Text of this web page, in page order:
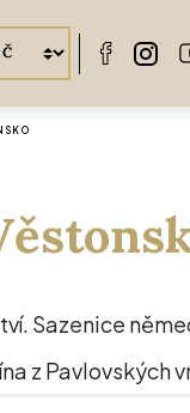
Sazenice
z Pavlovských